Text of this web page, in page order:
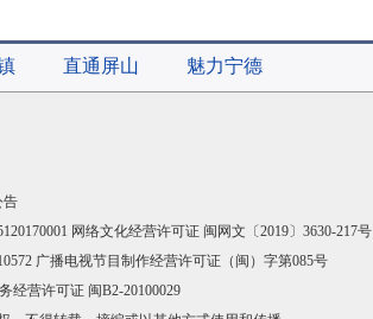
直通屏山 魅力宁德
告
网络文化经营许可证 闽网文〔2019〕3630-217号
广播电视节目制作经营许可证（闽）字第085号
经营许可证 闽B2-20100029